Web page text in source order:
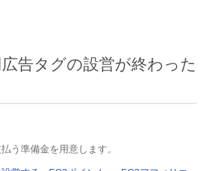
告タグの設営が終わった
う準備金を用意します。